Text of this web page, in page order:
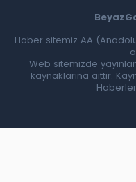
Haber sitemiz AA
Web sitemizde
kaynaklarına aittir.